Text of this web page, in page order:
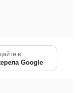
в
Google